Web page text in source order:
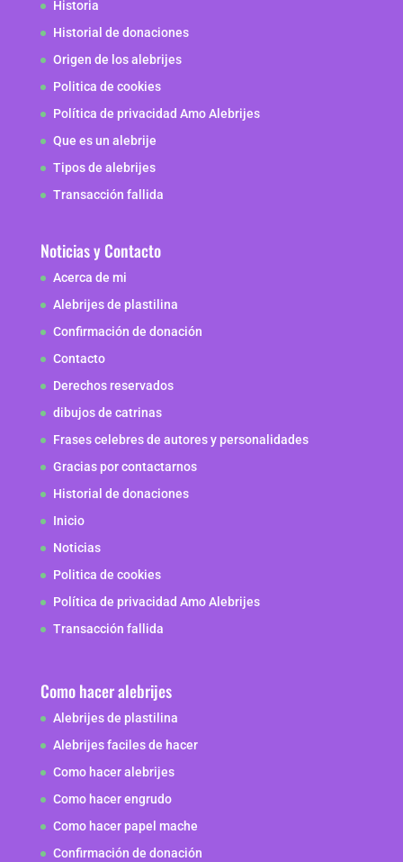
Historia
Historial de donaciones
Origen de los alebrijes
Politica de cookies
Política de privacidad Amo Alebrijes
Que es un alebrije
Tipos de alebrijes
Transacción fallida
Noticias y Contacto
Acerca de mi
Alebrijes de plastilina
Confirmación de donación
Contacto
Derechos reservados
dibujos de catrinas
Frases celebres de autores y personalidades
Gracias por contactarnos
Historial de donaciones
Inicio
Noticias
Politica de cookies
Política de privacidad Amo Alebrijes
Transacción fallida
Como hacer alebrijes
Alebrijes de plastilina
Alebrijes faciles de hacer
Como hacer alebrijes
Como hacer engrudo
Como hacer papel mache
Confirmación de donación